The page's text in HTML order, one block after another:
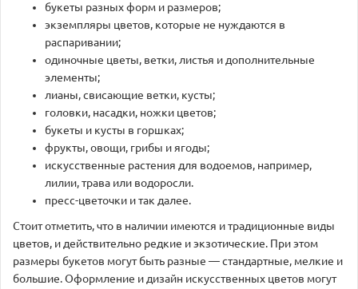
букеты разных форм и размеров;
экземпляры цветов, которые не нуждаются в
распаривании;
одиночные цветы, ветки, листья и дополнительные
элементы;
лианы, свисающие ветки, кусты;
головки, насадки, ножки цветов;
букеты и кусты в горшках;
фрукты, овощи, грибы и ягоды;
искусственные растения для водоемов, например,
лилии, трава или водоросли.
пресс-цветочки и так далее.
Стоит отметить, что в наличии имеются и традиционные виды
цветов, и действительно редкие и экзотические. При этом
размеры букетов могут быть разные — стандартные, мелкие и
большие. Оформление и дизайн искусственных цветов могут